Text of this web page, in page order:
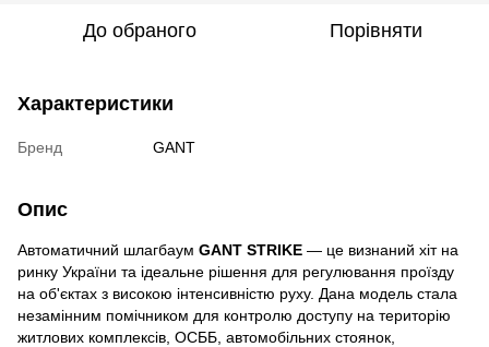
До обраного Порівняти
Характеристики
Бренд GANT
Опис
Автоматичний шлагбаум GANT STRIKE — це визнаний хіт на
ринку України та ідеальне рішення для регулювання проїзду
на об'єктах з високою інтенсивністю руху. Дана модель стала
незамінним помічником для контролю доступу на територію
житлових комплексів, ОСББ, автомобільних стоянок,